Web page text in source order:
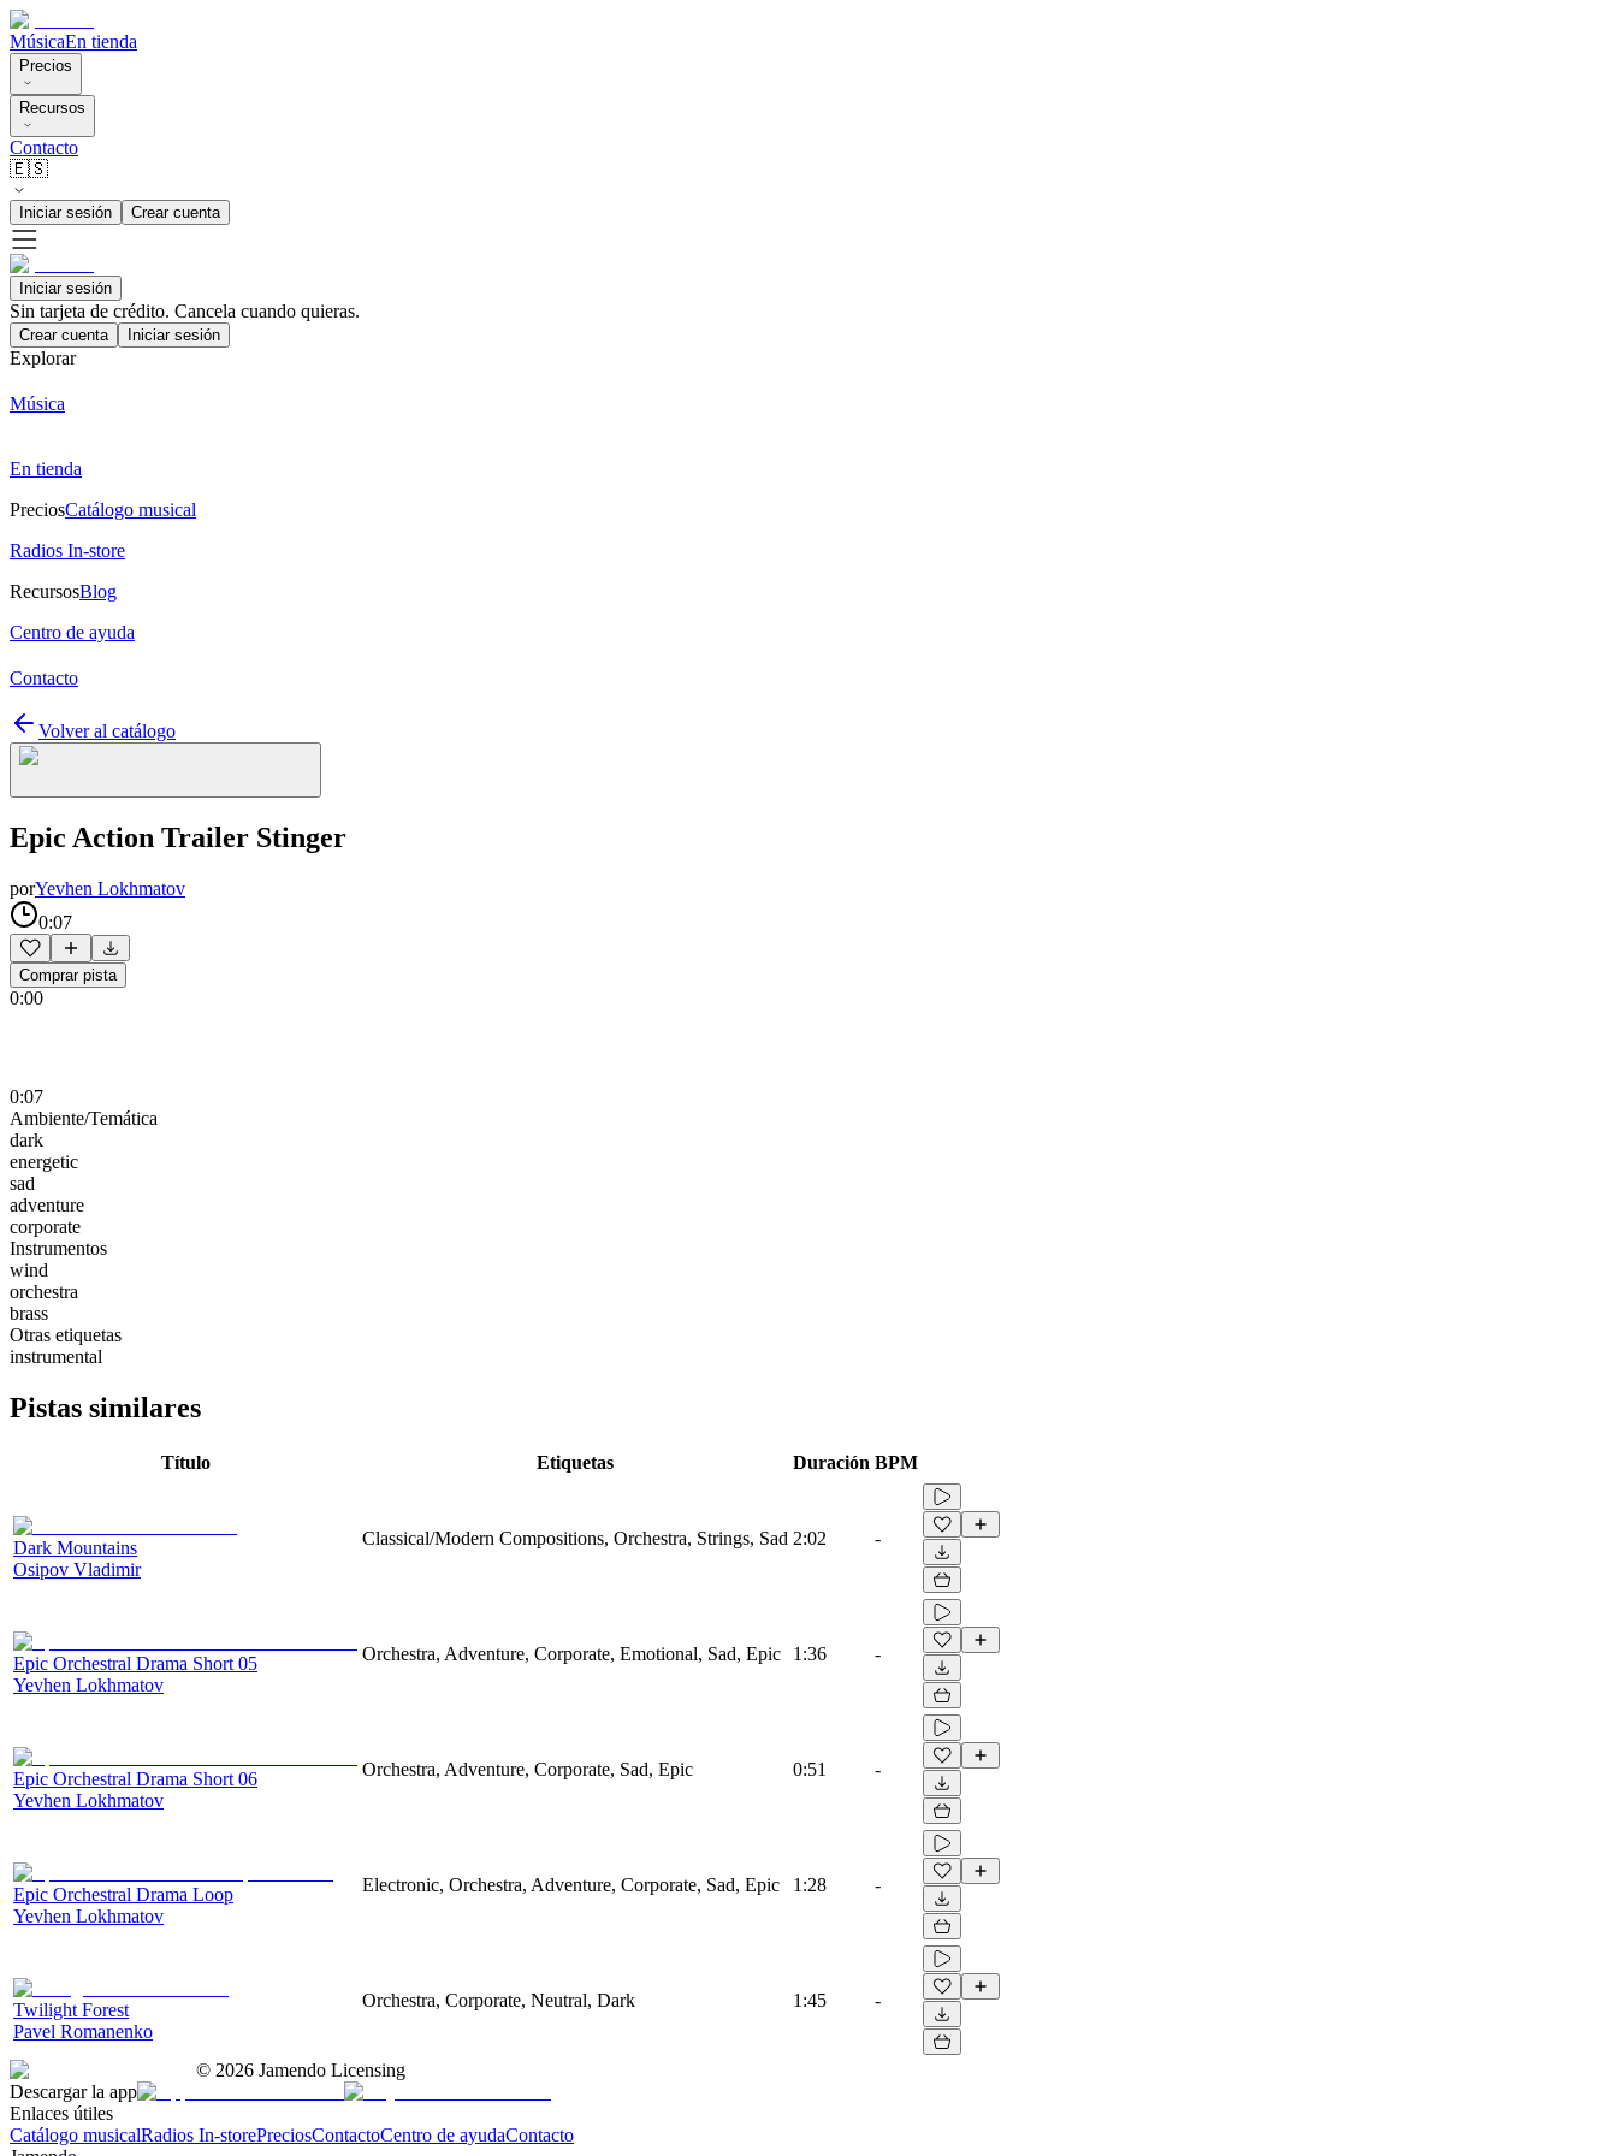
MúsicaEn tienda
Precios
Recursos
Contacto
🇪🇸
Iniciar sesión Crear cuenta
Iniciar sesión
Sin tarjeta de crédito. Cancela cuando quieras.
Crear cuenta Iniciar sesión
Explorar
Música
En tienda
PreciosCatálogo musical
Radios In-store
RecursosBlog
Centro de ayuda
Contacto
Volver al catálogo
Epic Action Trailer Stinger
porYevhen Lokhmatov
0:07
Comprar pista
0:00
0:07
Ambiente/Temática
dark
energetic
sad
adventure
corporate
Instrumentos
wind
orchestra
brass
Otras etiquetas
instrumental
Pistas similares
Título Etiquetas Duración BPM
Dark Mountains
Osipov Vladimir
Classical/Modern Compositions, Orchestra, Strings, Sad 2:02 -
Epic Orchestral Drama Short 05
Yevhen Lokhmatov
Orchestra, Adventure, Corporate, Emotional, Sad, Epic 1:36 -
Epic Orchestral Drama Short 06
Yevhen Lokhmatov
Orchestra, Adventure, Corporate, Sad, Epic 0:51 -
Epic Orchestral Drama Loop
Yevhen Lokhmatov
Electronic, Orchestra, Adventure, Corporate, Sad, Epic 1:28 -
Twilight Forest
Pavel Romanenko
Orchestra, Corporate, Neutral, Dark 1:45 -
© 2026 Jamendo Licensing
Descargar la app
Enlaces útiles
Catálogo musicalRadios In-storePreciosContactoCentro de ayudaContacto